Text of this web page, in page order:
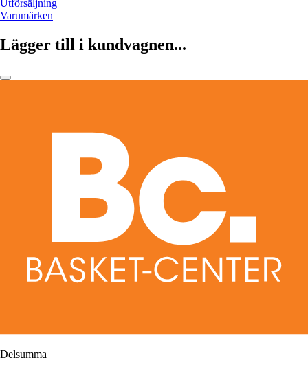
Utförsäljning
Varumärken
Lägger till i kundvagnen...
Delsumma